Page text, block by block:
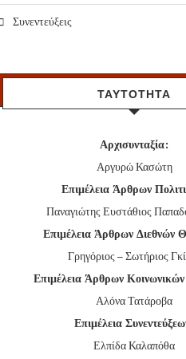
Συνεντεύξεις
ΤΑΥΤΟΤΗΤΑ
Αρχισυνταξία:
Αργυρώ Κασώτη
Επιμέλεια Άρθρων
Παναγιώτης Ευστάθιος
Επιμέλεια Άρθρων Διεθνών
Γρηγόριος – Σωτήριος
Επιμέλεια Άρθρων
Αλόνα Τατάροβα
Επιμέλεια
Ελπίδα Καλαπόθα